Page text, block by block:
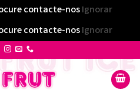
contacte-nosIgnorar
contacte-nosIgnorar